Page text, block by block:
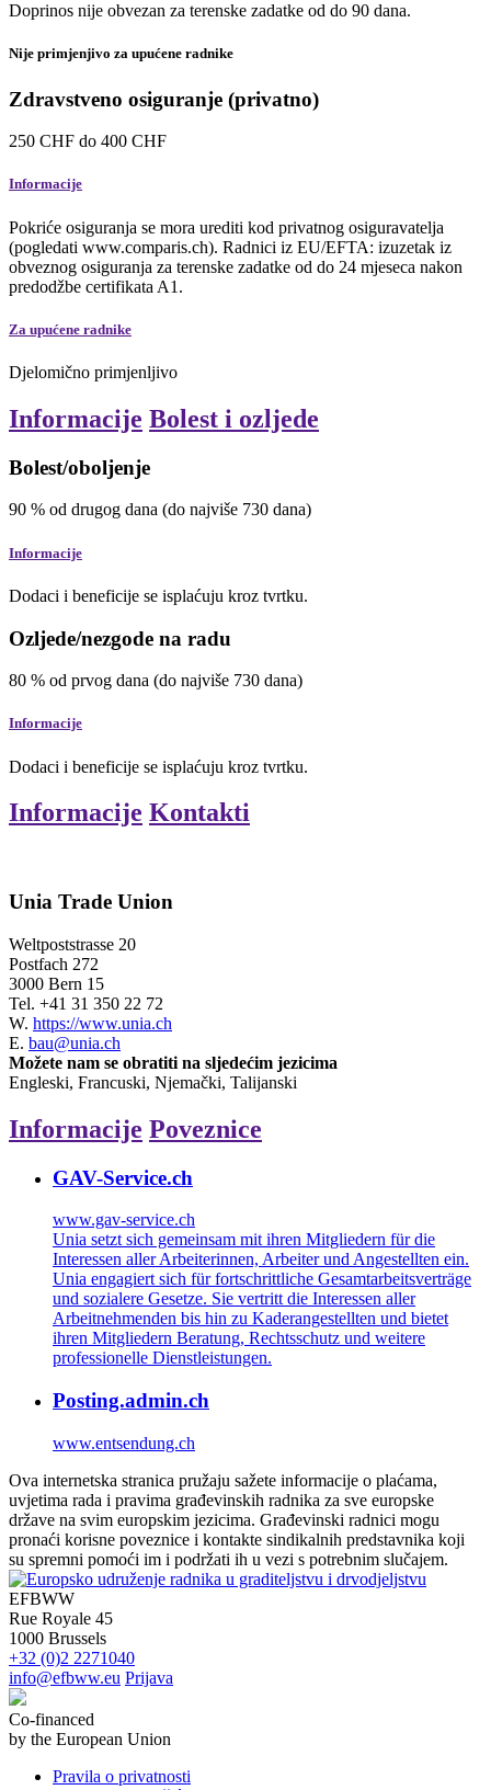
Doprinos nije obvezan za terenske zadatke od do 90 dana.
Nije primjenjivo za upućene radnike
Zdravstveno osiguranje (privatno)
250 CHF do 400 CHF
Informacije
Pokriće osiguranja se mora urediti kod privatnog osiguravatelja
(pogledati www.comparis.ch). Radnici iz EU/EFTA: izuzetak iz
obveznog osiguranja za terenske zadatke od do 24 mjeseca nakon
predodžbe certifikata A1.
Za upućene radnike
Djelomično primjenljivo
Informacije Bolest i ozljede
Bolest/oboljenje
90 % od drugog dana (do najviše 730 dana)
Informacije
Dodaci i beneficije se isplaćuju kroz tvrtku.
Ozljede/nezgode na radu
80 % od prvog dana (do najviše 730 dana)
Informacije
Dodaci i beneficije se isplaćuju kroz tvrtku.
Informacije Kontakti
Unia Trade Union
Weltpoststrasse 20
Postfach 272
3000 Bern 15
Tel. +41 31 350 22 72
W. https://www.unia.ch
E. bau@unia.ch
Možete nam se obratiti na sljedećim jezicima
Engleski, Francuski, Njemački, Talijanski
Informacije Poveznice
GAV-Service.ch
www.gav-service.ch
Unia setzt sich gemeinsam mit ihren Mitgliedern für die
Interessen aller Arbeiterinnen, Arbeiter und Angestellten ein.
Unia engagiert sich für fortschrittliche Gesamtarbeitsverträge
und sozialere Gesetze. Sie vertritt die Interessen aller
Arbeitnehmenden bis hin zu Kaderangestellten und bietet
ihren Mitgliedern Beratung, Rechtsschutz und weitere
professionelle Dienstleistungen.
Posting.admin.ch
www.entsendung.ch
Ova internetska stranica pružaju sažete informacije o plaćama,
uvjetima rada i pravima građevinskih radnika za sve europske
države na svim europskim jezicima. Građevinski radnici mogu
pronaći korisne poveznice i kontakte sindikalnih predstavnika koji
su spremni pomoći im i podržati ih u vezi s potrebnim slučajem.
EFBWW
Rue Royale 45
1000 Brussels
+32 (0)2 2271040
info@efbww.eu Prijava
Co-financed
by the European Union
Pravila o privatnosti